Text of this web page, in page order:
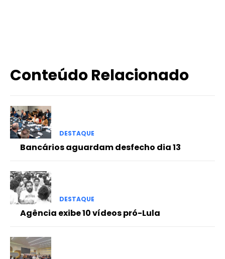
Conteúdo Relacionado
DESTAQUE
Bancários aguardam desfecho dia 13
DESTAQUE
Agência exibe 10 vídeos pró-Lula